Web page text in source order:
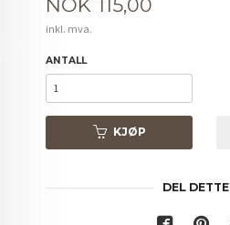
NOK 115,00
inkl. mva.
ANTALL
KJØP
DEL DETTE